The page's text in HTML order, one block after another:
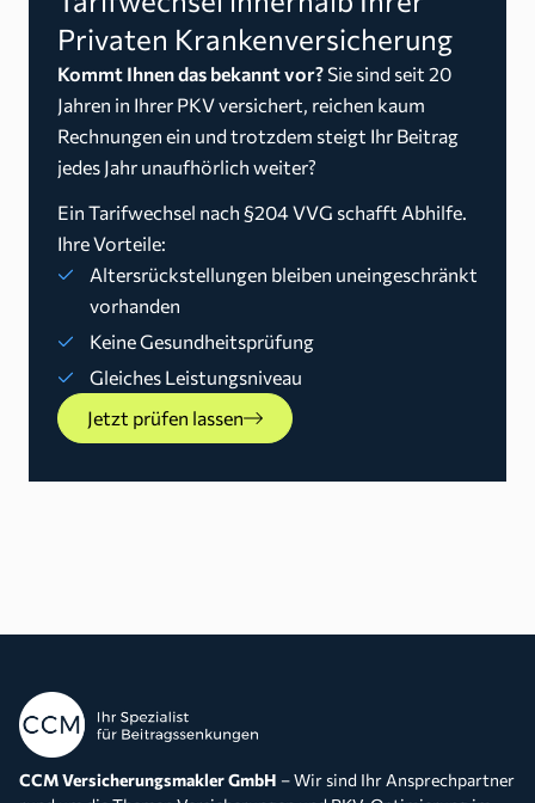
Privaten Krankenversicherung
Kommt Ihnen das bekannt vor? Sie sind seit 20
Jahren in Ihrer PKV versichert, reichen kaum
Rechnungen ein und trotzdem steigt Ihr Beitrag
jedes Jahr unaufhörlich weiter?
Ein Tarifwechsel nach §204 VVG schafft Abhilfe.
Ihre Vorteile:
Altersrückstellungen bleiben uneingeschränkt
vorhanden
Keine Gesundheitsprüfung
Gleiches Leistungsniveau
Jetzt prüfen lassen
CCM Versicherungsmakler GmbH – Wir sind Ihr Ansprechpartner